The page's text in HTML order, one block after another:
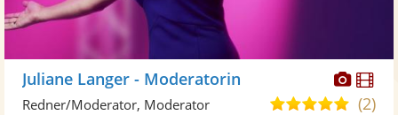
Juliane Langer - Moderatorin
4,9(2)
Redner/Moderator, Moderator